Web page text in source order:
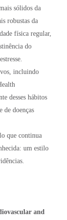
sólidos da
robustas da
física regular,
do
incluindo
desses hábitos
de doenças
que continua
um estilo
and